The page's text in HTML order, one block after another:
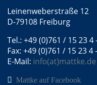
Leinenweberstraße 12
D-79108 Freiburg
Tel.: +49 (0)761 / 15 23 4
Fax: +49 (0)761 / 15 23 4
E-Mail: info(at)mattke.de
Mattke auf Facebook